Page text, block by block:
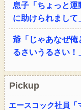
息子「ちょっと
に助けられまして
爺「じゃあなぜ俺
るさいうるさい！
Pickup
エースコック社員「